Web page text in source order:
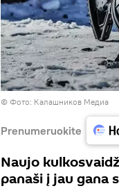
© Фото: Калашников Медиа
Prenumeruokite
Naujo
panaši į jau gana